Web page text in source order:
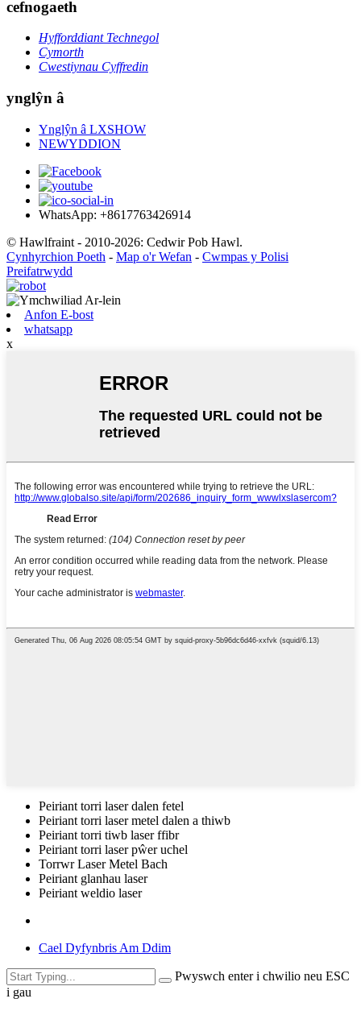
cefnogaeth
Hyfforddiant Technegol
Cymorth
Cwestiynau Cyffredin
ynglŷn â
Ynglŷn â LXSHOW
NEWYDDION
WhatsApp: +8617763426914
© Hawlfraint - 2010-2026: Cedwir Pob Hawl.
Cynhyrchion Poeth - Map o'r Wefan - Cwmpas y Polisi
Preifatrwydd
Anfon E-bost
whatsapp
x
Peiriant torri laser dalen fetel
Peiriant torri laser metel dalen a thiwb
Peiriant torri tiwb laser ffibr
Peiriant torri laser pŵer uchel
Torrwr Laser Metel Bach
Peiriant glanhau laser
Peiriant weldio laser
Cael Dyfynbris Am Ddim
Pwyswch enter i chwilio neu ESC
i gau